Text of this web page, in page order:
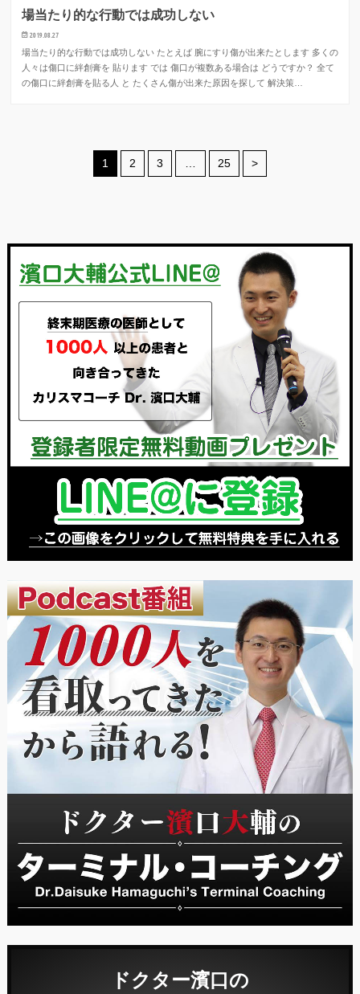
場当たり的な行動では成功しない
2019.08.27
場当たり的な行動では成功しない たとえば 腕にすり傷が出来たとします 多くの
人々は傷口に絆創膏を 貼ります では 傷口が複数ある場合は どうですか？ 全て
の傷口に絆創膏を貼る人 と たくさん傷が出来た原因を探して 解決策…
1 2 3 … 25 >
ドクター濱口の